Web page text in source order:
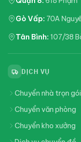
Gò Vấp: 70A
Tân Bình: 107/38
DỊCH VỤ
Chuyển nhà trọn gói
Chuyển văn phòng
Chuyển kho xưởng